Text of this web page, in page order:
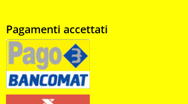
Pagamenti accettati